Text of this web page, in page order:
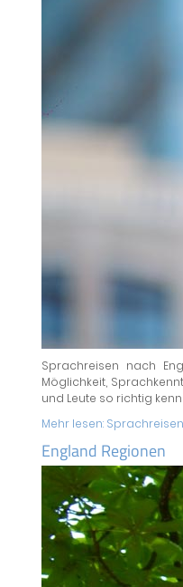
Sprachreisen nach
Möglichkeit,
und Leute so richtig
Mehr lesen:
England Regionen